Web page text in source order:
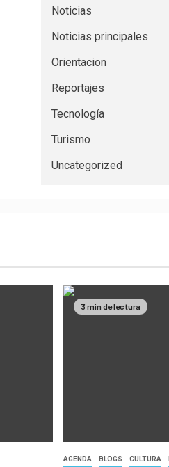
Noticias
Noticias principales
Orientacion
Reportajes
Tecnología
Turismo
Uncategorized
3 min de lectura
AGENDA BLOGS CULTURA